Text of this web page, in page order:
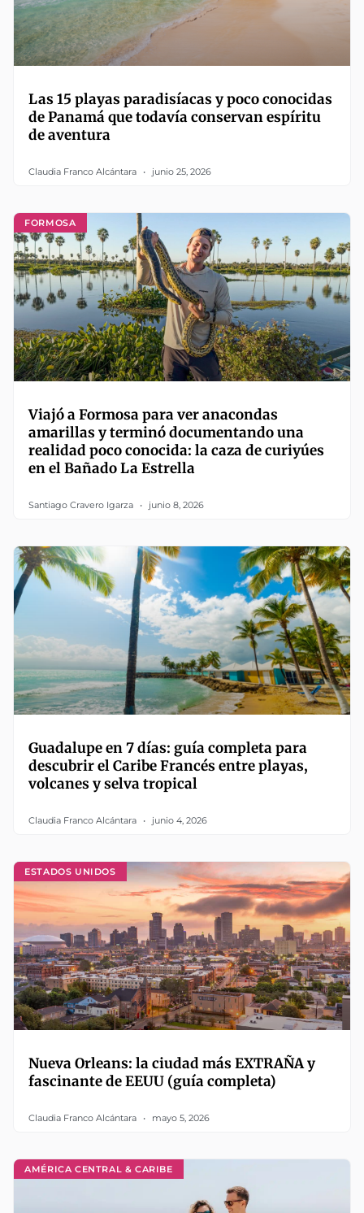
Las 15 playas paradisíacas y poco conocidas
de Panamá que todavía conservan espíritu
de aventura
Claudia Franco Alcántara junio 25, 2026
FORMOSA
Viajó a Formosa para ver anacondas
amarillas y terminó documentando una
realidad poco conocida: la caza de curiyúes
en el Bañado La Estrella
Santiago Cravero Igarza junio 8, 2026
Guadalupe en 7 días: guía completa para
descubrir el Caribe Francés entre playas,
volcanes y selva tropical
Claudia Franco Alcántara junio 4, 2026
ESTADOS UNIDOS
Nueva Orleans: la ciudad más EXTRAÑA y
fascinante de EEUU (guía completa)
Claudia Franco Alcántara mayo 5, 2026
AMÉRICA CENTRAL & CARIBE